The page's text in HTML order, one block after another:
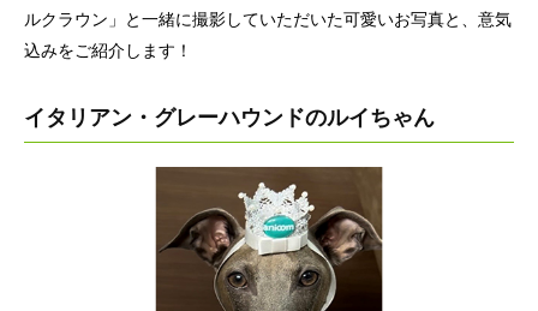
ルクラウン」と一緒に撮影していただいた可愛いお写真と、意気
込みをご紹介します！
イタリアン・グレーハウンドのルイちゃん